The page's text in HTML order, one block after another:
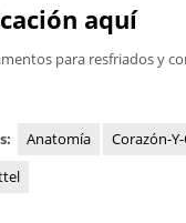
aquí
para resfriados y
Anatomía
Corazón-